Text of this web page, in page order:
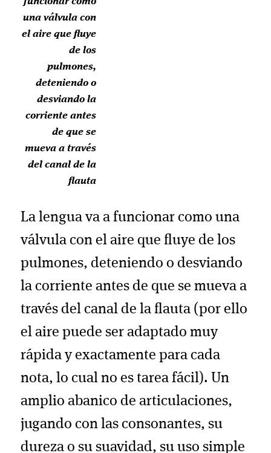
una válvula con
el aire que fluye
de los
pulmones,
deteniendo o
desviando la
corriente antes
de que se
mueva a través
del canal de la
flauta
La lengua va a funcionar como una
válvula con el aire que fluye de los
pulmones, deteniendo o desviando
la corriente antes de que se mueva a
través del canal de la flauta (por ello
el aire puede ser adaptado muy
rápida y exactamente para cada
nota, lo cual no es tarea fácil). Un
amplio abanico de articulaciones,
jugando con las consonantes, su
dureza o su suavidad, su uso simple